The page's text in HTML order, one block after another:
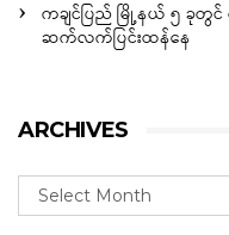
ကချင်ပြည် မြို့နယ် ၅ ခုတွင်
ဆက်လက်ပြင်းထန်နေ
ARCHIVES